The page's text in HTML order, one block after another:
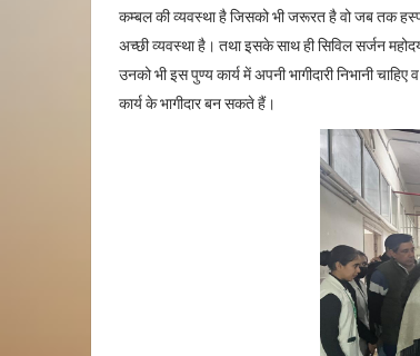
कम्बल की व्यवस्था है जिसको भी जरूरत है वो जब तक
अच्छी व्यवस्था है। तथा इसके साथ ही सिविल सर्जन
उनको भी इस पुण्य कार्य में अपनी भागीदारी निभानी
कार्य के भागीदार बन सकते हैं।